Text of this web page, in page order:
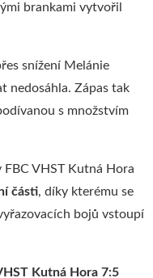
brankami vytvořil
snížení Melánie
nedosáhla. Zápas tak
s množstvím
FBC VHST Kutná Hora
části, díky kterému se
bojů vstoupí
Kutná Hora 7:5